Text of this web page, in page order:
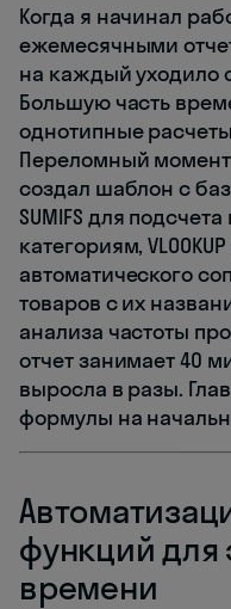
Когда я начинал
ежемесячными
на каждый уходило
Большую часть
однотипные
Переломный момент
создал шаблон с
SUMIFS для
категориям,
автоматического
товаров с их
анализа частоты
отчет занимает 40
выросла в разы.
формулы на
функций для
времени